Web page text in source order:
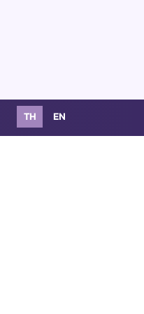
TH EN